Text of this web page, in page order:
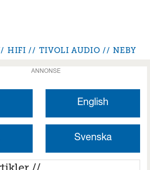
HIFI TIVOLI AUDIO NEBY
ANNONSE
English
Svenska